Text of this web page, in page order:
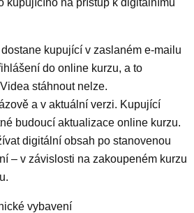
kupujícího na přístup k digitálnímu
kupující v zaslaném e-mailu
do online kurzu, a to
stáhnout nelze.
a v aktuální verzi. Kupující
budoucí aktualizace online kurzu.
digitální obsah po stanovenou
– v závislosti na zakoupeném kurzu
vybavení